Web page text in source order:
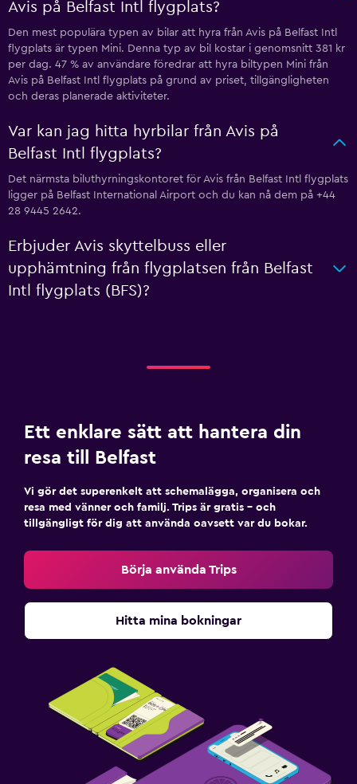
Avis på Belfast Intl flygplats?
Den mest populära typen av bilar att hyra från Avis på Belfast Intl
flygplats är typen Mini. Denna typ av bil kostar i genomsnitt 381 kr
per dag. 47 % av användare föredrar att hyra biltypen Mini från
Avis på Belfast Intl flygplats på grund av priset, tillgängligheten
och deras planerade aktiviteter.
Var kan jag hitta hyrbilar från Avis på
Belfast Intl flygplats?
Det närmsta biluthyrningskontoret för Avis från Belfast Intl flygplats
ligger på Belfast International Airport och du kan nå dem på +44
28 9445 2642.
Erbjuder Avis skyttelbuss eller
upphämtning från flygplatsen från Belfast
Intl flygplats (BFS)?
Ett enklare sätt att hantera din
resa till Belfast
Vi gör det superenkelt att schemalägga, organisera och
resa med vänner och familj. Trips är gratis – och
tillgängligt för dig att använda oavsett var du bokar.
Börja använda Trips
Hitta mina bokningar